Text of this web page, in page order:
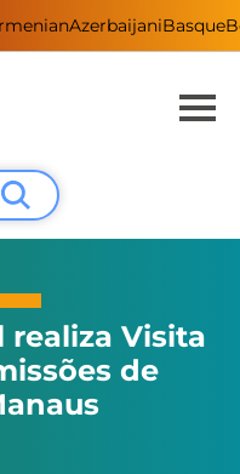
AzerbaijaniBasque
realiza Visita
de